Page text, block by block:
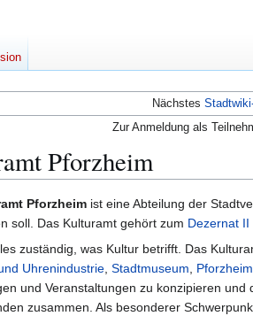
Nächstes
Zur Anmeldung als
Pforzheim
Pforzheim ist eine Abteilung der
soll. Das Kulturamt gehört zum Dezernat II
zuständig, was Kultur betrifft. Das
Uhrenindustrie Stadtmuseum
und Veranstaltungen zu konzipieren
zusammen. Als besonderer